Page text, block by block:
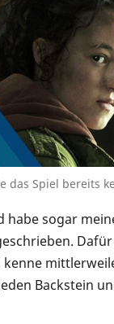
das Spiel bereits
habe sogar
Backstein